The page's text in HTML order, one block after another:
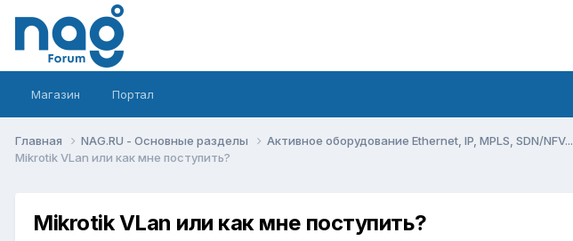
Магазин Портал
Главная NAG.RU - Основные разделы Активное оборудование Ethernet, IP, MPLS, SDN/NFV...
Mikrotik VLan или как мне поступить?
Mikrotik VLan или как мне поступить?